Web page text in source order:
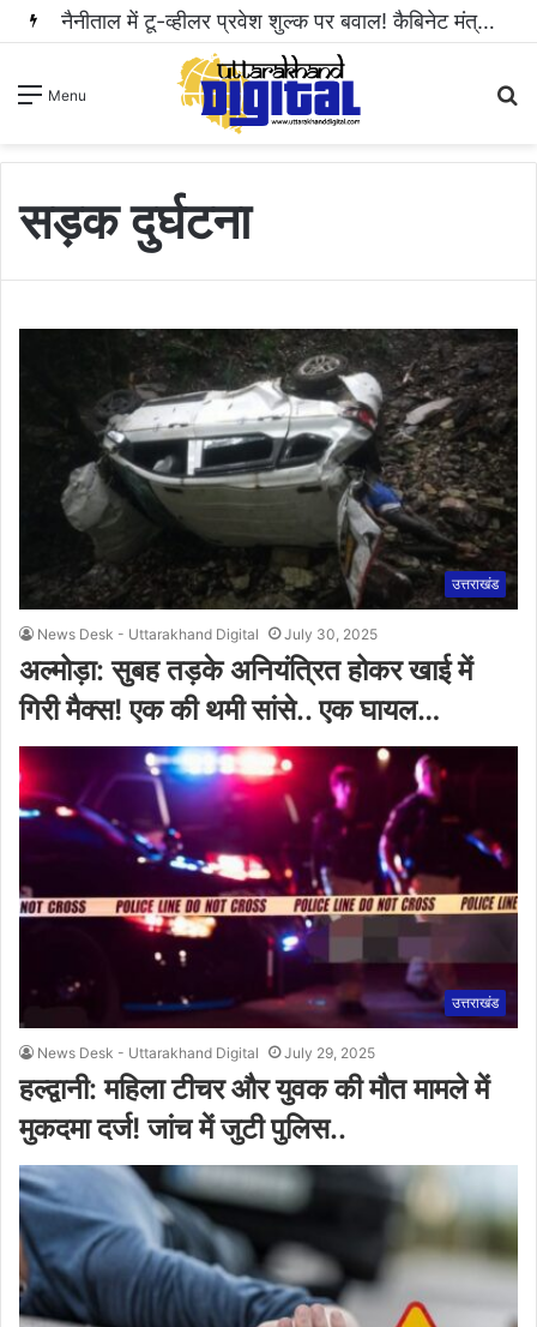
नैनीताल में टू-व्हीलर प्रवेश शुल्क पर बवाल! कैबिनेट मंत्री राम सिंह कैड़ा ने रुकवाई वसूली..
Menu
सड़क दुर्घटना
उत्तराखंड
News Desk - Uttarakhand Digital July 30, 2025
अल्मोड़ा: सुबह तड़के अनियंत्रित होकर खाई में
गिरी मैक्स! एक की थमी सांसे.. एक घायल…
उत्तराखंड
News Desk - Uttarakhand Digital July 29, 2025
हल्द्वानी: महिला टीचर और युवक की मौत मामले में
मुकदमा दर्ज! जांच में जुटी पुलिस..